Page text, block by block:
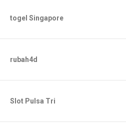
togel Singapore
rubah4d
Slot Pulsa Tri